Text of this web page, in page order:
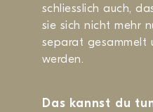
schliesslich auch,
sie sich nicht mehr
separat gesammelt
werden.
Das kannst du